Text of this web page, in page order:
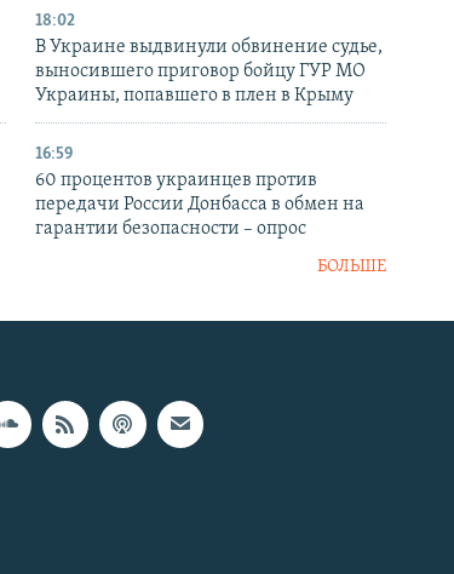
18:02
В Украине выдвинули обвинение судье,
выносившего приговор бойцу ГУР МО
Украины, попавшего в плен в Крыму
16:59
60 процентов украинцев против
передачи России Донбасса в обмен на
гарантии безопасности – опрос
БОЛЬШЕ